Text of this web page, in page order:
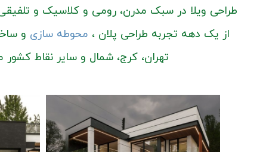
طراحی ویلا در سبک مدرن، رومی و کلاسیک و
از یک دهه تجربه طراحی پلان ، محوطه سازی و
تهران، کرج، شمال و سایر نقاط